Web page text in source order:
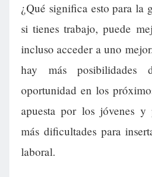
¿Qué significa esto para la
si tienes trabajo, puede
incluso acceder a uno
hay más posibilidades
oportunidad en los
apuesta por los jóvenes y
más dificultades para
laboral.